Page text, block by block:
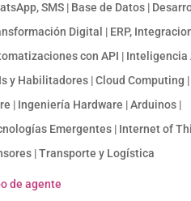
SMS | Base de Datos |
Digital | ERP,
con API |
y Habilitadores | Cloud Computing
| Ingeniería Hardware | Arduinos |
Emergentes | Internet of
| Transporte y Logística
de agente